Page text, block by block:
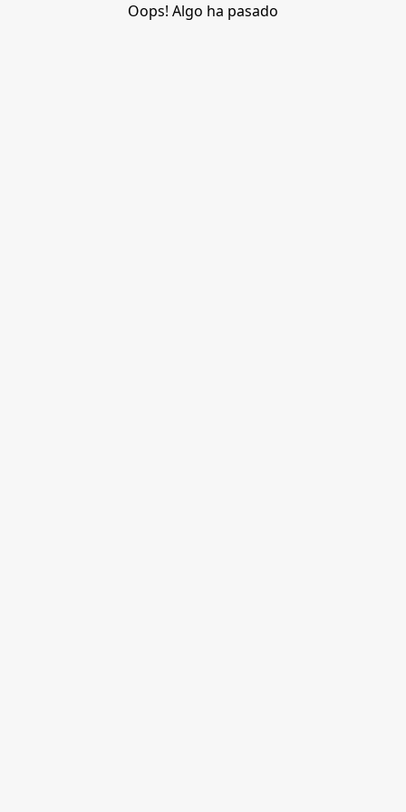
Oops! Algo ha pasado